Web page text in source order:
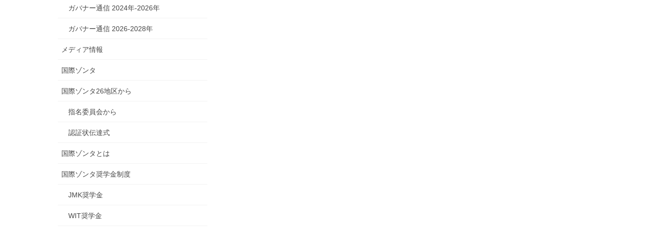
ガバナー通信 2024年-2026年
ガバナー通信 2026-2028年
メディア情報
国際ゾンタ
国際ゾンタ26地区から
指名委員会から
認証状伝達式
国際ゾンタとは
国際ゾンタ奨学金制度
JMK奨学金
WIT奨学金